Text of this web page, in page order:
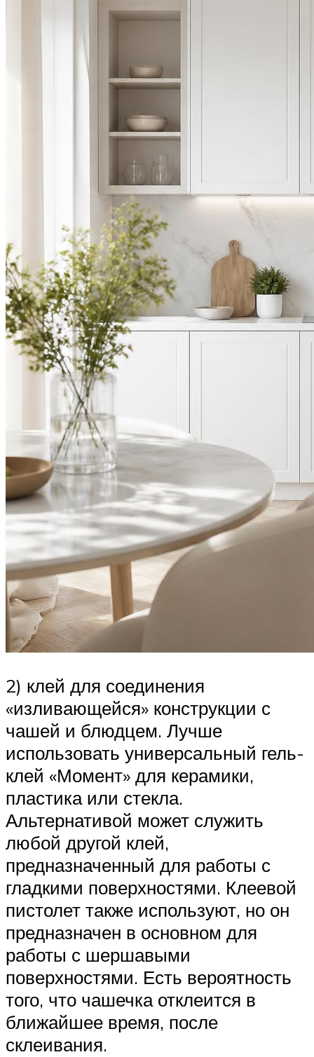
2) клей для соединения
«изливающейся» конструкции с
чашей и блюдцем. Лучше
использовать универсальный гель-
клей «Момент» для керамики,
пластика или стекла.
Альтернативой может служить
любой другой клей,
предназначенный для работы с
гладкими поверхностями. Клеевой
пистолет также используют, но он
предназначен в основном для
работы с шершавыми
поверхностями. Есть вероятность
того, что чашечка отклеится в
ближайшее время, после
склеивания.